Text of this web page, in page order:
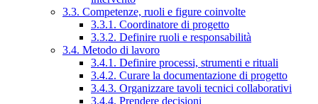
3.3. Competenze, ruoli e figure coinvolte
3.3.1. Coordinatore di progetto
3.3.2. Definire ruoli e responsabilità
3.4. Metodo di lavoro
3.4.1. Definire processi, strumenti e rituali
3.4.2. Curare la documentazione di progetto
3.4.3. Organizzare tavoli tecnici collaborativi
3.4.4. Prendere decisioni